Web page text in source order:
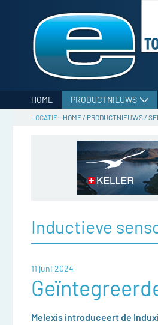
HOME PRODUCTNIEUWS
HOME/ PRODUCTNIEUWS/
Inductieve
11 juni 2024
Melexis introduceert de